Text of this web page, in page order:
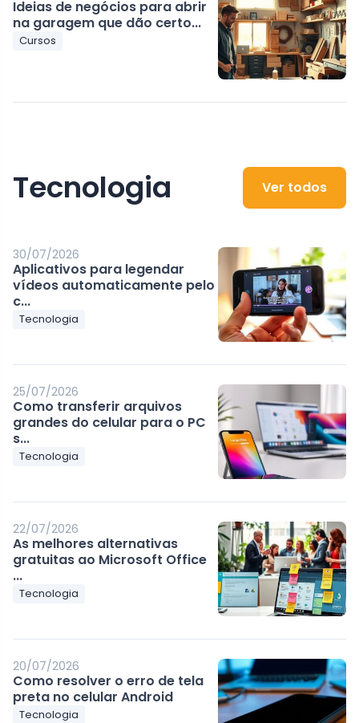
Ideias de negócios para abrir
na garagem que dão certo...
Cursos
Tecnologia Ver todos
30/07/2026
Aplicativos para legendar
vídeos automaticamente pelo
c...
Tecnologia
25/07/2026
Como transferir arquivos
grandes do celular para o PC
s...
Tecnologia
22/07/2026
As melhores alternativas
gratuitas ao Microsoft Office
...
Tecnologia
20/07/2026
Como resolver o erro de tela
preta no celular Android
Tecnologia